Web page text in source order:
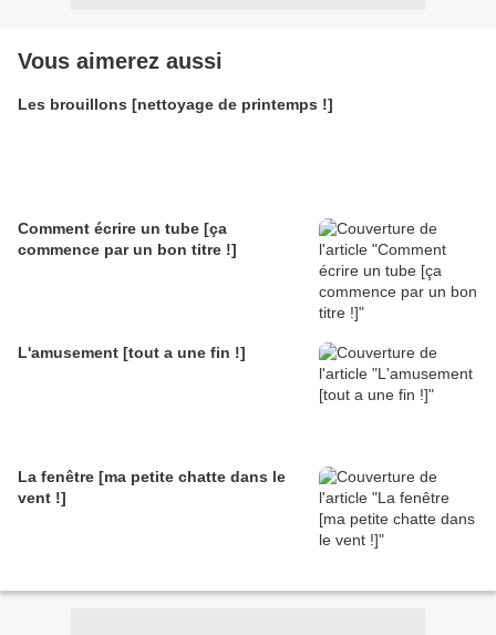
Vous aimerez aussi
Les brouillons [nettoyage de printemps !]
Comment écrire un tube [ça
commence par un bon titre !]
L'amusement [tout a une fin !]
La fenêtre [ma petite chatte dans le
vent !]